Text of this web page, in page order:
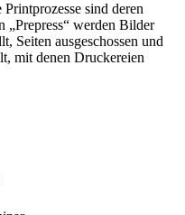
sind deren
„Prepress“ werden Bilder
Seiten ausgeschossen und
mit denen Druckereien